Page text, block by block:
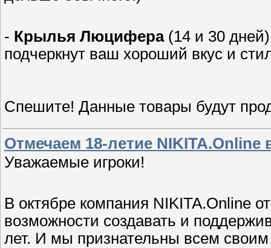
- Крылья Люцифера(14 и 30
подчеркнут ваш хороший вкус и
Спешите! Данные товары будут
Отмечаем 18-летие NIKITA.Online
Уважаемые игроки!
В октябре компания NIKITA.Online
возможности создавать и
лет. И мы признательны всем